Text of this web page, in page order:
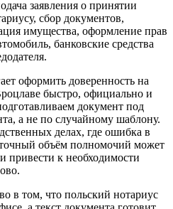
заявления о принятии
сбор документов,
имущества, оформление прав
банковские средства
оформить доверенность на
быстро, официально и
документ под
а не по случайному шаблону.
делах, где ошибка в
объём полномочий может
привести к необходимости
в том, что польский нотариус